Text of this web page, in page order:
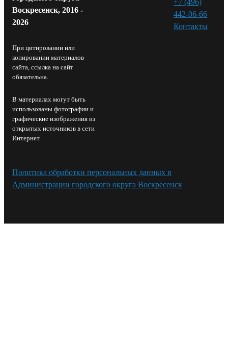
Воскресенск, 2016 -
2026
При цитировании или
копировании материалов
сайта, ссылка на сайт
обязательна.
В материалах могут быть
использованы фотографии и
графические изображения из
открытых источников в сети
Интернет.
442-06-66
Контакты⁠
Политика обработки персональных данных в
Администрации городского округа Воскресенск